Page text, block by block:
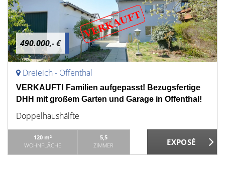
490.000,- €
Dreieich - Offenthal
VERKAUFT! Familien aufgepasst! Bezugsfertige
DHH mit großem Garten und Garage in Offenthal!
Doppelhaushälfte
120 m²
WOHNFLÄCHE
5,5
ZIMMER